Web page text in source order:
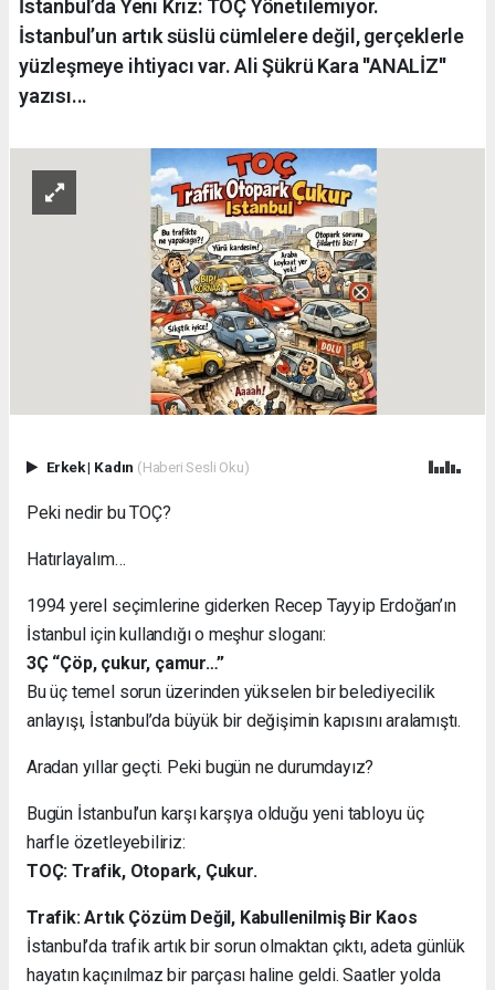
İstanbul’da Yeni Kriz: TOÇ Yönetilemiyor.
İstanbul’un artık süslü cümlelere değil, gerçeklerle
yüzleşmeye ihtiyacı var. Ali Şükrü Kara ''ANALİZ''
yazısı...
Erkek| Kadın (Haberi Sesli Oku)
Peki nedir bu TOÇ?
Hatırlayalım…
1994 yerel seçimlerine giderken Recep Tayyip Erdoğan’ın
İstanbul için kullandığı o meşhur sloganı:
3Ç “Çöp, çukur, çamur…”
Bu üç temel sorun üzerinden yükselen bir belediyecilik
anlayışı, İstanbul’da büyük bir değişimin kapısını aralamıştı.
Aradan yıllar geçti. Peki bugün ne durumdayız?
Bugün İstanbul’un karşı karşıya olduğu yeni tabloyu üç
harfle özetleyebiliriz:
TOÇ: Trafik, Otopark, Çukur.
Trafik: Artık Çözüm Değil, Kabullenilmiş Bir Kaos
İstanbul’da trafik artık bir sorun olmaktan çıktı, adeta günlük
hayatın kaçınılmaz bir parçası haline geldi. Saatler yolda